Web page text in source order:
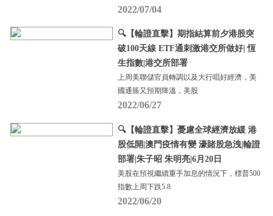
2022/07/04
🔍【輪證直擊】期指結算前夕港股突
破100天線 ETF通刺激港交所做好| 恆
生指數|港交所部署
上周美聯儲官員轉調以及大行唱好經濟，美
國通脹又預期降溫，美股
2022/06/27
🔍【輪證直擊】憂慮全球經濟放緩 港
股低開|澳門疫情有變 濠賭股急洩|輪證
部署|朱子昭 朱明亮|6月20日
美股在預視繼續重手加息的情況下，標普500
指數上周下跌5.8
2022/06/20